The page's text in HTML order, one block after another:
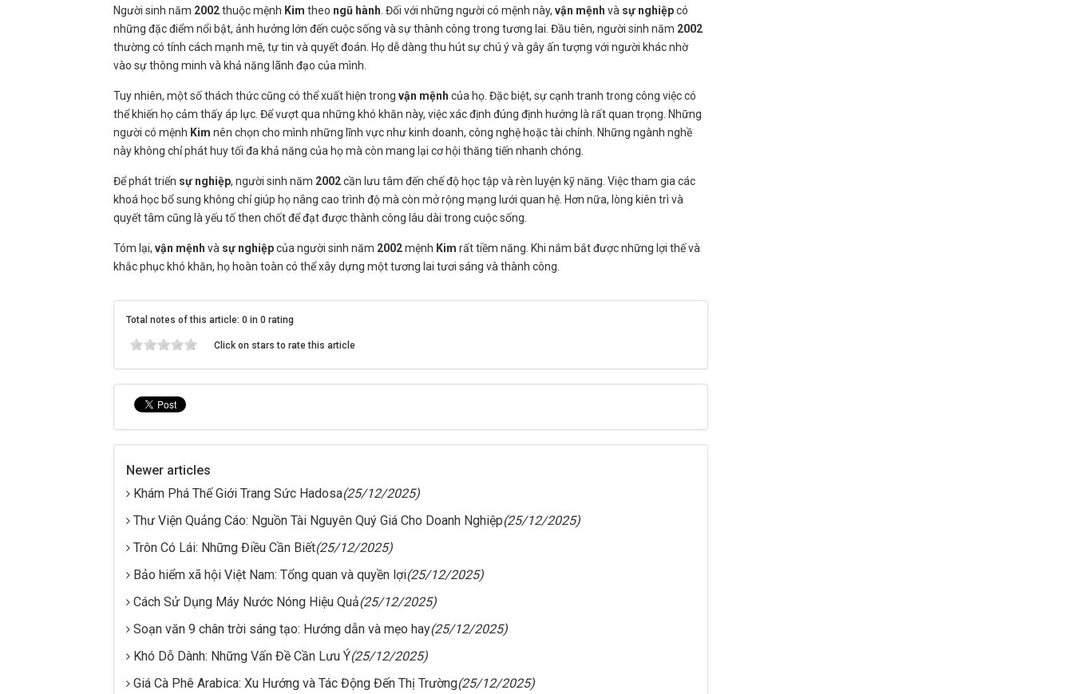
Người sinh năm 2002thuộc mệnh Kim theo ngũ hành . Đối với những người có mệnh này, vận mệnh và sự nghiệpcó
những đặc điểm nổi bật, ảnh hưởng lớn đến cuộc sống và sự thành công trong tương lai. Đầu tiên, người sinh năm 2002
thường có tính cách mạnh mẽ, tự tin và quyết đoán. Họ dễ dàng thu hút sự chú ý và gây ấn tượng với người khác nhờ
vào sự thông minh và khả năng lãnh đạo của mình.
Tuy nhiên, một số thách thức cũng có thể xuất hiện trong vận mệnh của họ. Đặc biệt, sự cạnh tranh trong công việc có
thể khiến họ cảm thấy áp lực. Để vượt qua những khó khăn này, việc xác định đúng định hướng là rất quan trọng. Những
người có mệnh Kim nên chọn cho mình những lĩnh vực như kinh doanh, công nghệ hoặc tài chính. Những ngành nghề
này không chỉ phát huy tối đa khả năng của họ mà còn mang lại cơ hội thăng tiến nhanh chóng.
Để phát triển sự nghiệp, người sinh năm 2002cần lưu tâm đến chế độ học tập và rèn luyện kỹ năng. Việc tham gia các
khoá học bổ sung không chỉ giúp họ nâng cao trình độ mà còn mở rộng mạng lưới quan hệ. Hơn nữa, lòng kiên trì và
quyết tâm cũng là yếu tố then chốt để đạt được thành công lâu dài trong cuộc sống.
Tóm lại, vận mệnh và sự nghiệpcủa người sinh năm 2002mệnh Kim rất tiềm năng. Khi nắm bắt được những lợi thế và
khắc phục khó khăn, họ hoàn toàn có thể xây dựng một tương lai tươi sáng và thành công.
Total notes of this article: 0 in 0 rating
Click on stars to rate this article
Newer articles
Khám Phá Thế Giới Trang Sức Hadosa(25/12/2025)
Thư Viện Quảng Cáo: Nguồn Tài Nguyên Quý Giá Cho Doanh Nghiệp(25/12/2025)
Trôn Có Lái: Những Điều Cần Biết(25/12/2025)
Bảo hiểm xã hội Việt Nam: Tổng quan và quyền lợi(25/12/2025)
Cách Sử Dụng Máy Nước Nóng Hiệu Quả(25/12/2025)
Soạn văn 9 chân trời sáng tạo: Hướng dẫn và mẹo hay(25/12/2025)
Khó Dỗ Dành: Những Vấn Đề Cần Lưu Ý(25/12/2025)
Giá Cà Phê Arabica: Xu Hướng và Tác Động Đến Thị Trường(25/12/2025)